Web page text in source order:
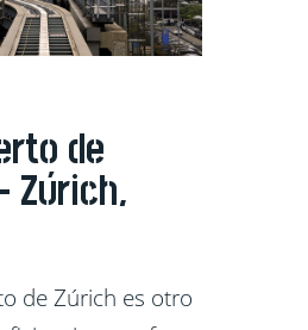
de
Zúrich,
de Zúrich es otro